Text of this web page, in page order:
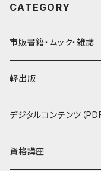
CATEGORY
市販書籍・ムック・雑誌
軽出版
セット
デジタルコンテンツ（
PDF
資格講座